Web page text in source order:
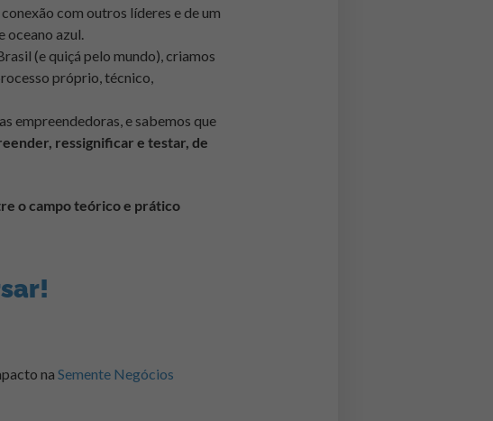
com outros líderes e de um
oceano azul.
(e quiçá pelo mundo), criamos
próprio, técnico,
empreendedoras, e sabemos que
ressignificar e testar, de
o campo teórico e prático
na Semente Negócios